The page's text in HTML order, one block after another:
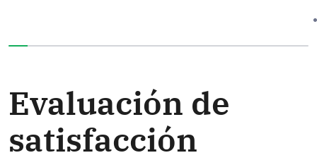
Evaluación de
satisfacción